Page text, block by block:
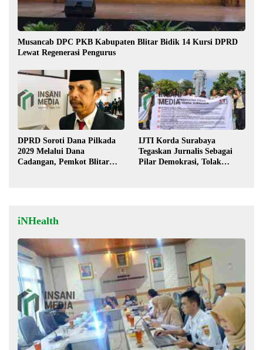
Musancab DPC PKB Kabupaten Blitar Bidik 14 Kursi DPRD
Lewat Regenerasi Pengurus
DPRD Soroti Dana Pilkada
2029 Melalui Dana
Cadangan, Pemkot Blitar
IJTI Korda Surabaya
Tegaskan Jurnalis Sebagai
Pilar Demokrasi, Tolak
iNHealth